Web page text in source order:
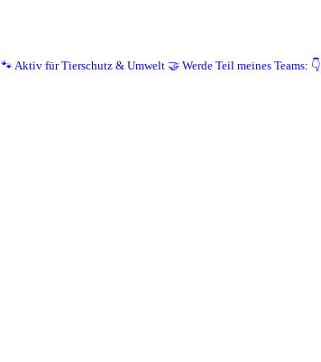
🐾 Aktiv für Tierschutz & Umwelt 🤝 Werde Teil meines Teams: 👇